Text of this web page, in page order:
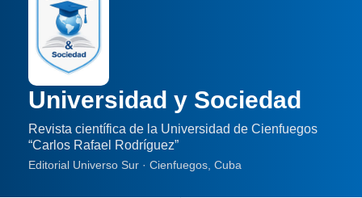
Universidad y Sociedad
Revista científica de la Universidad de Cienfuegos
“Carlos Rafael Rodríguez”
Editorial Universo Sur · Cienfuegos, Cuba